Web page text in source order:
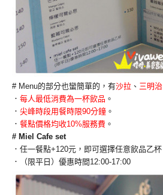
# Menu的部分也蠻簡單的，有沙拉 、 三明治
． 每人最低消費為一杯飲品 。
． 尖峰時段用餐時限90分鐘 。
． 餐點價格均收10%服務費 。
# Miel Cafe set
．任一餐點+120元，即可選擇任意飲品乙杯
．（限平日）優惠時間12:00-17:00